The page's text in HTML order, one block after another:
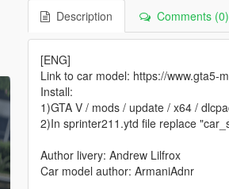
Description Comments (0)
[ENG]
Link to car model: https://www.gta5-
Install:
1)GTA V / mods / update / x64 /
2)In sprinter211.ytd file replace
Author livery: Andrew Lilfrox
Car model author: ArmaniAdnr